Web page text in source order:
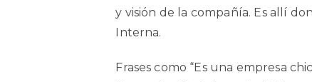
y visión de la compañía. Es allí
Interna.
Frases como “Es una empresa